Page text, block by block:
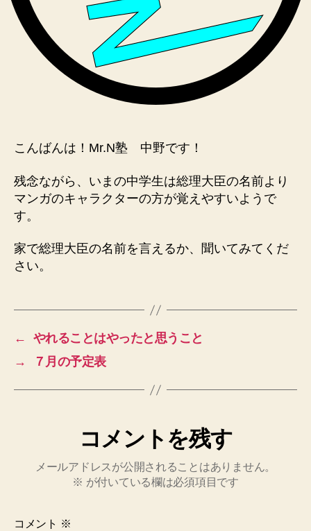
て
の
こんばんは！Mr.N塾 中野です！
残念ながら、いまの中学生は総理大臣の名前より
マンガのキャラクターの方が覚えやすいようで
す。
家で総理大臣の名前を言えるか、聞いてみてくだ
さい。
←
やれることはやったと思うこと
→
７月の予定表
コメントを残す
メールアドレスが公開されることはありません。
※ が付いている欄は必須項目です
コメント ※